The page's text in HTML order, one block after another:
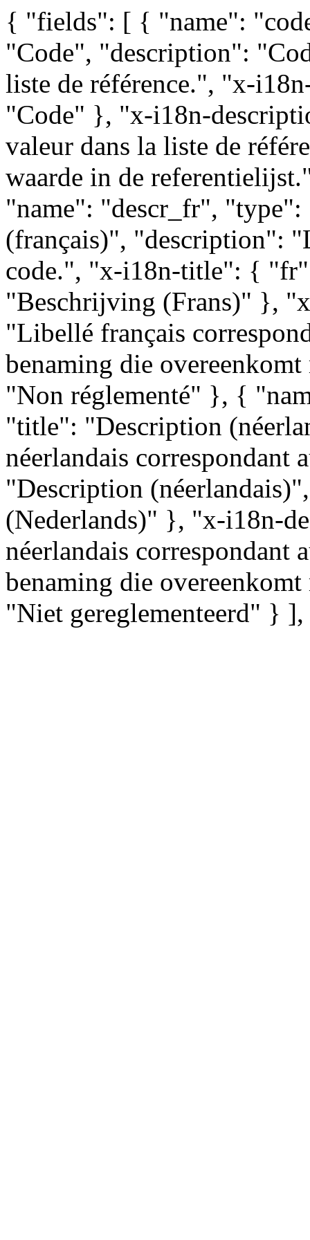
{ "fields": [ { "name":
"Code", "description":
liste de référence.", "x-
"Code" }, "x-i18n-
valeur dans la liste de
waarde in de
"name": "descr_fr",
(français)", "description":
code.", "x-i18n-title": {
"Beschrijving (Frans)" },
"Libellé français
benaming die
"Non réglementé" }, {
"title": "Description
néerlandais
"Description
(Nederlands)" }, "x-i18n-
néerlandais correspondant
benaming die
"Niet gereglementeerd" }